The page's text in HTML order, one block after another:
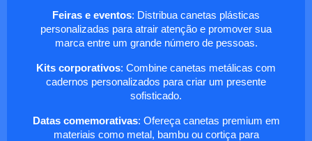
Feiras e eventos: Distribua canetas plásticas
personalizadas para atrair atenção e promover sua
marca entre um grande número de pessoas.
Kits corporativos: Combine canetas metálicas com
cadernos personalizados para criar um presente
sofisticado.
Datas comemorativas: Ofereça canetas premium em
materiais como metal, bambu ou cortiça para